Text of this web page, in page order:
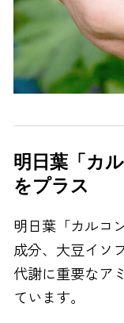
明日葉「カ
をプラス
明日葉「カルコ
成分、大豆イソ
代謝に重要なア
ています。